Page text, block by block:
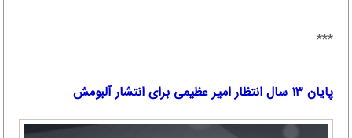
***
پایان ۱۳ سال انتظار امیر عظیمی برای انتشار آلبومش